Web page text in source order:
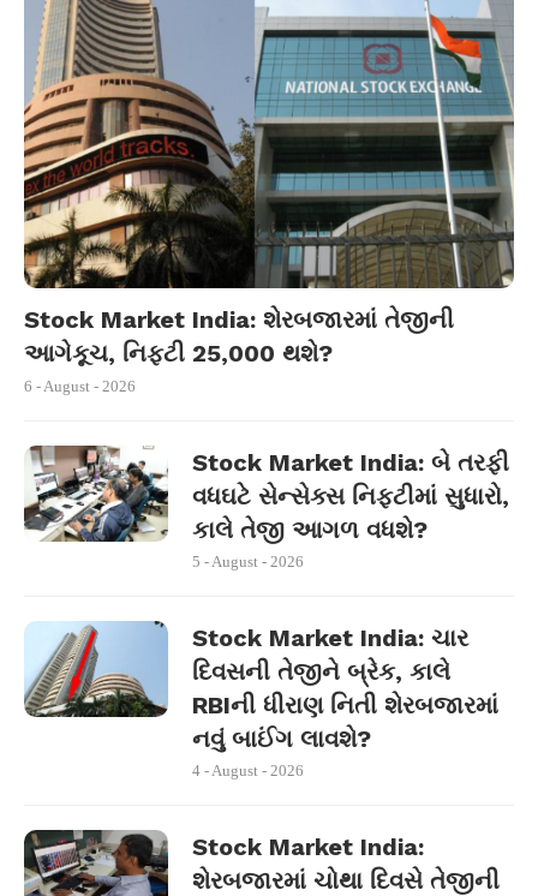
Stock Market India: શેરબજારમાં તેજીની
આગેકૂચ, નિફ્ટી 25,000 થશે?
6 - August - 2026
Stock Market India: બે તરફી
વધઘટે સેન્સેક્સ નિફ્ટીમાં સુધારો,
કાલે તેજી આગળ વધશે?
5 - August - 2026
Stock Market India: ચાર
દિવસની તેજીને બ્રેક, કાલે
RBIની ધીરાણ નિતી શેરબજારમાં
નવું બાઈંગ લાવશે?
4 - August - 2026
Stock Market India:
શેરબજારમાં ચોથા દિવસે તેજીની